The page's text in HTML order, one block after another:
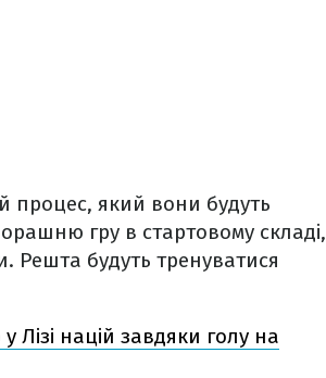
процес, який вони будуть
гру в стартовому складі,
Решта будуть тренуватися
Лізі націй завдяки голу на